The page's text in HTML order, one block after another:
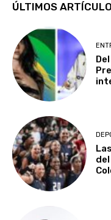
ÚLTIMOS